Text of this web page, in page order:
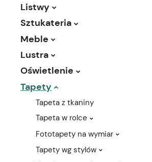
Listwy
Sztukateria
Meble
Lustra
Oświetlenie
Tapety
Tapeta z tkaniny
Tapeta w rolce
Fototapety na wymiar
Tapety wg stylów